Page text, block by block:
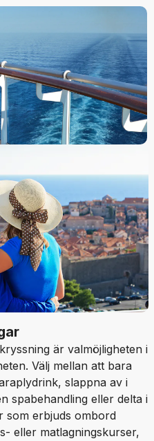
är valmöjligheten i
Välj mellan att bara
slappna av i
spabehandling eller delta i
som erbjuds ombord
eller matlagningskurser,